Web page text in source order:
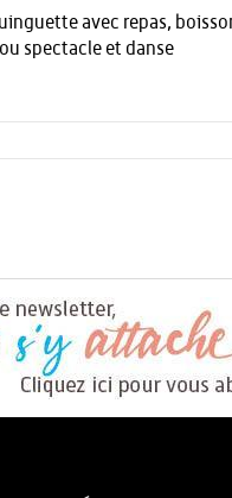
avec repas,
spectacle et danse